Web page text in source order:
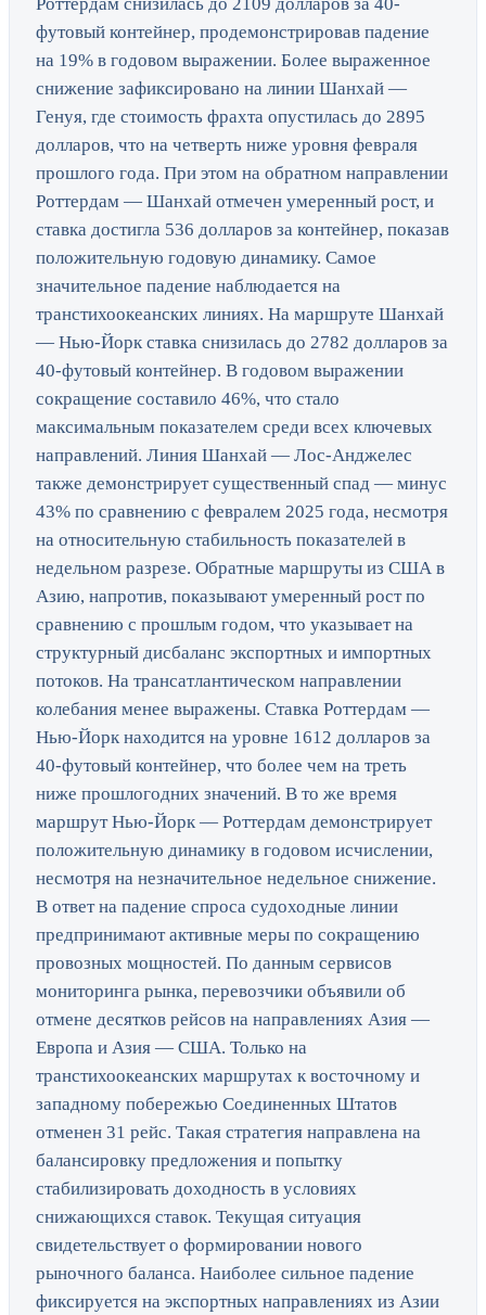
Роттердам снизилась до 2109 долларов за 40-
футовый контейнер, продемонстрировав падение
на 19% в годовом выражении. Более выраженное
снижение зафиксировано на линии Шанхай —
Генуя, где стоимость фрахта опустилась до 2895
долларов, что на четверть ниже уровня февраля
прошлого года. При этом на обратном направлении
Роттердам — Шанхай отмечен умеренный рост, и
ставка достигла 536 долларов за контейнер, показав
положительную годовую динамику. Самое
значительное падение наблюдается на
транстихоокеанских линиях. На маршруте Шанхай
— Нью-Йорк ставка снизилась до 2782 долларов за
40-футовый контейнер. В годовом выражении
сокращение составило 46%, что стало
максимальным показателем среди всех ключевых
направлений. Линия Шанхай — Лос-Анджелес
также демонстрирует существенный спад — минус
43% по сравнению с февралем 2025 года, несмотря
на относительную стабильность показателей в
недельном разрезе. Обратные маршруты из США в
Азию, напротив, показывают умеренный рост по
сравнению с прошлым годом, что указывает на
структурный дисбаланс экспортных и импортных
потоков. На трансатлантическом направлении
колебания менее выражены. Ставка Роттердам —
Нью-Йорк находится на уровне 1612 долларов за
40-футовый контейнер, что более чем на треть
ниже прошлогодних значений. В то же время
маршрут Нью-Йорк — Роттердам демонстрирует
положительную динамику в годовом исчислении,
несмотря на незначительное недельное снижение.
В ответ на падение спроса судоходные линии
предпринимают активные меры по сокращению
провозных мощностей. По данным сервисов
мониторинга рынка, перевозчики объявили об
отмене десятков рейсов на направлениях Азия —
Европа и Азия — США. Только на
транстихоокеанских маршрутах к восточному и
западному побережью Соединенных Штатов
отменен 31 рейс. Такая стратегия направлена на
балансировку предложения и попытку
стабилизировать доходность в условиях
снижающихся ставок. Текущая ситуация
свидетельствует о формировании нового
рыночного баланса. Наиболее сильное падение
фиксируется на экспортных направлениях из Азии